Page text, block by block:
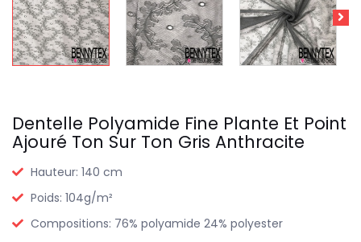
Dentelle Polyamide Fine Plante Et Point
Ajouré Ton Sur Ton Gris Anthracite
Hauteur: 140 cm
Poids: 104g/m²
Compositions: 76% polyamide 24% polyester